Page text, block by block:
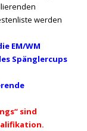
werden
EM/WM
Spänglercups
sind